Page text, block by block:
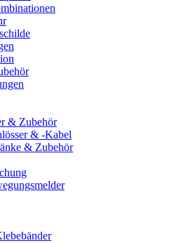
& Zubehör
& -Kabel
& Zubehör